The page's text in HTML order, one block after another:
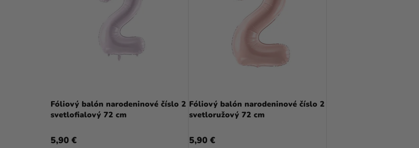
Fóliový balón narodeninové číslo 2
svetlofialový 72 cm
5,90 €
Fóliový balón narodeninové číslo 2
svetloružový 72 cm
5,90 €